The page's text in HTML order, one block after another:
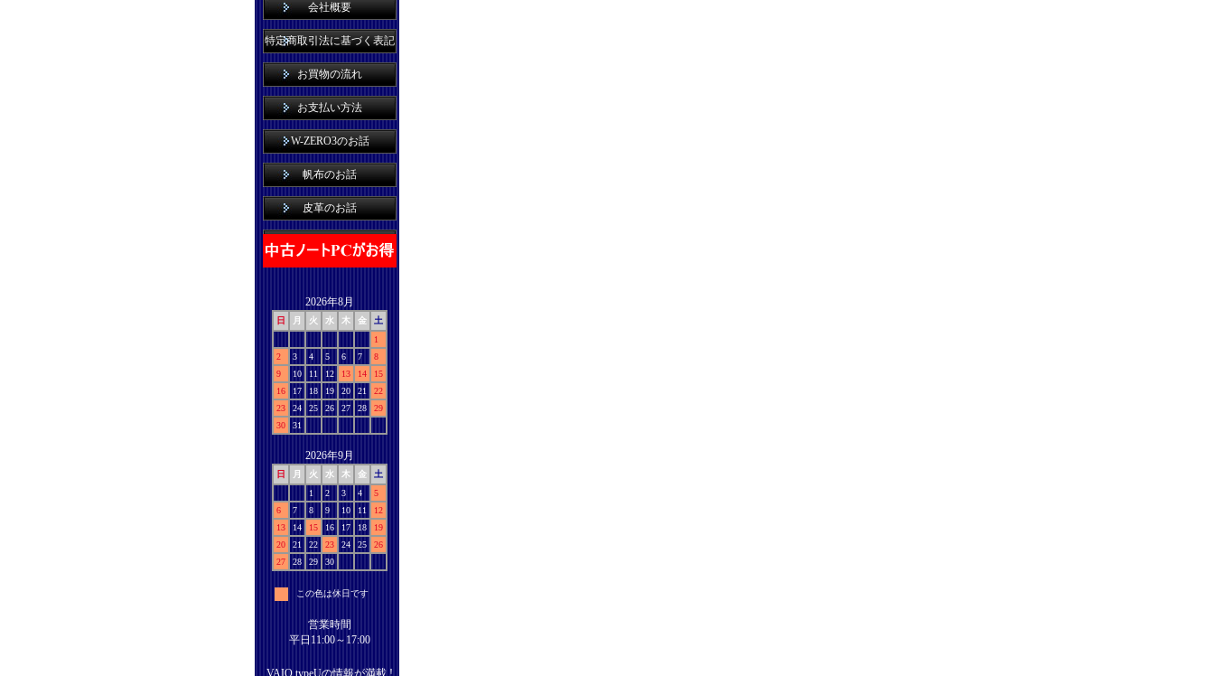
会社概要
特定商取引法に基づく表記
お買物の流れ
お支払い方法
W-ZERO3のお話
帆布のお話
皮革のお話
2026年8月
日 月 火 水 木 金
土
1
2
3 4 5 6 7
8
9
10 11 12 13 14
15
16
17 18 19 20 21
22
23
24 25 26 27 28
29
30
31
2026年9月
日 月 火 水 木 金
土
1
2 3 4
5
6
7 8 9 10 11
12
13
14 15 16 17 18
19
20
21 22 23 24 25
26
27
28 29 30
この色は休日です
営業時間
平日11:00～17:00
VAIO typeUの情報が満載 !